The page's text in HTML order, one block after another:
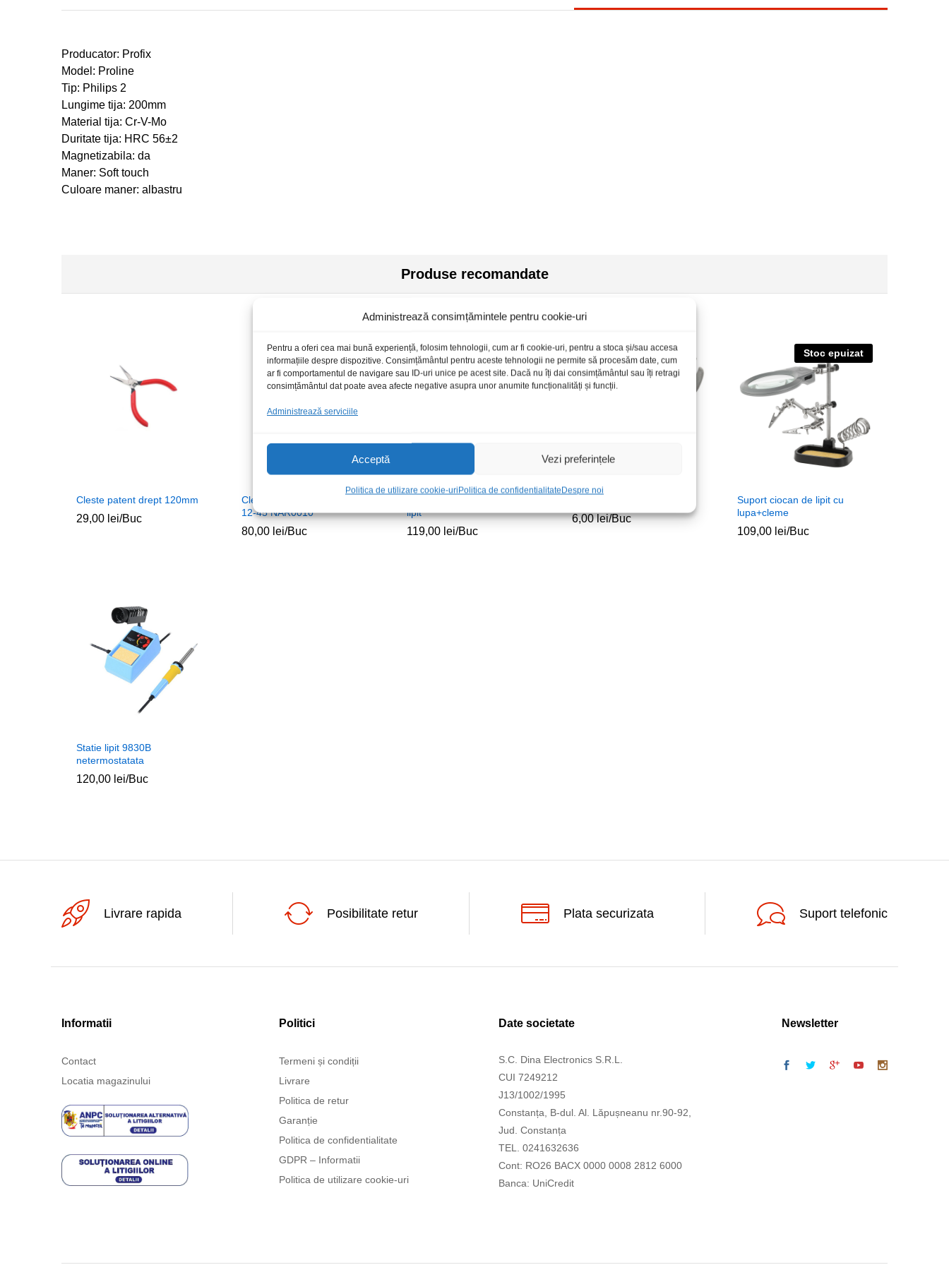
Administrează consimțămintele pentru cookie-uri
Pentru a oferi cea mai bună experiență, folosim tehnologii, cum ar fi cookie-uri, pentru a stoca și/sau accesa
informațiile despre dispozitive. Consimțământul pentru aceste tehnologii ne permite să procesăm date, cum
ar fi comportamentul de navigare sau ID-uri unice pe acest site. Dacă nu îți dai consimțământul sau îți retragi
consimțământul dat poate avea afecte negative asupra unor anumite funcționalități și funcții.
Administrează serviciile
Acceptă Vezi preferințele
Politica de utilizare cookie-uriPolitica de confidentialitateDespre noi
Producator: Profix
Model: Proline
Tip: Philips 2
Lungime tija: 200mm
Material tija: Cr-V-Mo
Duritate tija: HRC 56±2
Magnetizabila: da
Maner: Soft touch
Culoare maner: albastru
Produse recomandate
Cleste patent drept 120mm
29,00 lei/Buc
Cleste sertizat universal RJ9-
12-45 NAR0010
80,00 lei/Buc
Stoc epuizat
lipit
119,00 lei/Buc
6,00lei/Buc
Stoc epuizat
Suport ciocan de lipit cu
lupa+cleme
109,00 lei/Buc
Statie lipit 9830B
netermostatata
120,00 lei/Buc
Livrare rapida Posibilitate retur Plata securizata Suport telefonic
Informatii
Contact
Locatia magazinului
Politici
Termeni și condiții
Livrare
Politica de retur
Garanție
Politica de confidentialitate
GDPR – Informatii
Politica de utilizare cookie-uri
Date societate
S.C. Dina Electronics S.R.L.
CUI 7249212
J13/1002/1995
Constanța, B-dul. Al. Lăpușneanu nr.90-92,
Jud. Constanța
TEL. 0241632636
Cont: RO26 BACX 0000 0008 2812 6000
Banca: UniCredit
Newsletter